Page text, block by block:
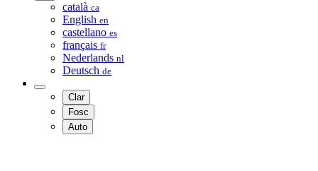
català ca
English en
castellano es
français fr
Nederlands nl
Deutsch de
Clar
Fosc
Auto